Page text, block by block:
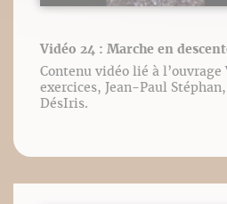
Vidéo 24 : Marche en
Contenu vidéo lié à l’ouvrage
exercices, Jean-Paul
DésIris.